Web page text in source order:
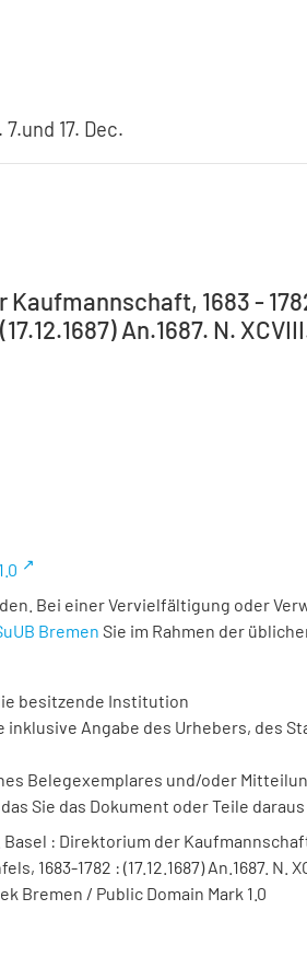
7.und 17. Dec.
1683 -
An.1687. N.
Bei einer Vervielfältigung oder
Bremen Sie im Rahmen der
besitzende Institution
inklusive Angabe des Urhebers, des
Belegexemplares und/oder
Sie das Dokument oder Teile
: Direktorium der
1683-1782 : (17.12.1687) An.1687. N.
Bremen / Public Domain Mark 1.0